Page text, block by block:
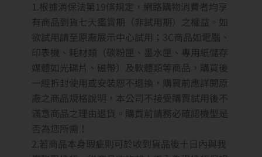
1.根據消保法第19條規定，網路購物消費者均享
有商品到貨七天鑑賞期（非試用期）之權益。如
欲試用請至原廠展示中心試用；3C商品如電腦、
印表機、耗材類（碳粉匣、墨水匣、專用紙儲存
媒體如光碟片、磁帶）及軟體類等商品，購買後
一經拆封使用或安裝恕不退換，購買前應詳閱原
廠之商品規格說明，本公司不接受購買試用後不
滿意商品之理由退貨。購買前請務必確認機型是
否為您所需！
2.若商品本身瑕疵則可於收到貨品後十日內與我